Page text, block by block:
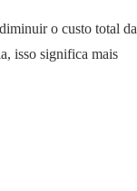
o custo total da
isso significa mais